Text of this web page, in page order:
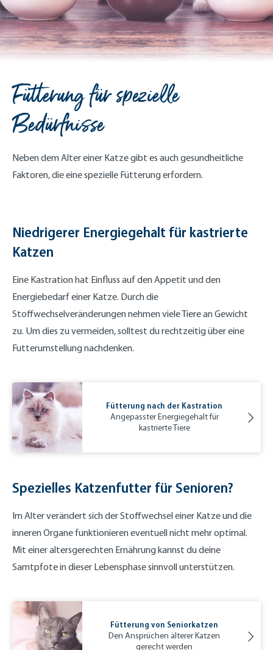
Fütterung für spezielle
Bedürfnisse
Neben dem Alter einer Katze gibt es auch gesundheitliche
Faktoren, die eine spezielle Fütterung erfordern.
Niedrigerer Energiegehalt für kastrierte
Katzen
Eine Kastration hat Einfluss auf den Appetit und den
Energiebedarf einer Katze. Durch die
Stoffwechselveränderungen nehmen viele Tiere an Gewicht
zu. Um dies zu vermeiden, solltest du rechtzeitig über eine
Futterumstellung nachdenken.
Fütterung nach der Kastration
Angepasster Energiegehalt für
kastrierte Tiere
Spezielles Katzenfutter für Senioren?
Im Alter verändert sich der Stoffwechsel einer Katze und die
inneren Organe funktionieren eventuell nicht mehr optimal.
Mit einer altersgerechten Ernährung kannst du deine
Samtpfote in dieser Lebensphase sinnvoll unterstützen.
Fütterung von Seniorkatzen
Den Ansprüchen älterer Katzen
gerecht werden